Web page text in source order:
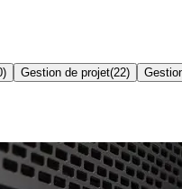
) Gestion de projet(22)